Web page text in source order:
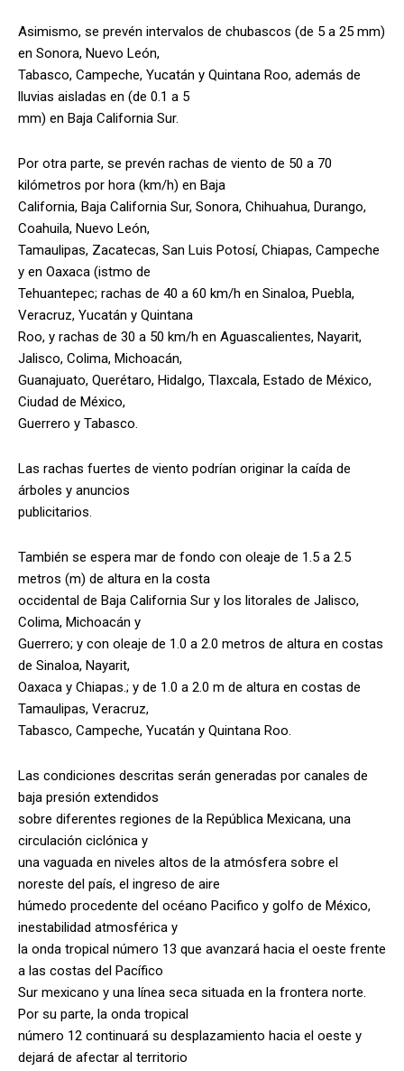
Asimismo, se prevén intervalos de chubascos (de 5 a 25 mm)
en Sonora, Nuevo León,
Tabasco, Campeche, Yucatán y Quintana Roo, además de
lluvias aisladas en (de 0.1 a 5
mm) en Baja California Sur.
Por otra parte, se prevén rachas de viento de 50 a 70
kilómetros por hora (km/h) en Baja
California, Baja California Sur, Sonora, Chihuahua, Durango,
Coahuila, Nuevo León,
Tamaulipas, Zacatecas, San Luis Potosí, Chiapas, Campeche
y en Oaxaca (istmo de
Tehuantepec; rachas de 40 a 60 km/h en Sinaloa, Puebla,
Veracruz, Yucatán y Quintana
Roo, y rachas de 30 a 50 km/h en Aguascalientes, Nayarit,
Jalisco, Colima, Michoacán,
Guanajuato, Querétaro, Hidalgo, Tlaxcala, Estado de México,
Ciudad de México,
Guerrero y Tabasco.
Las rachas fuertes de viento podrían originar la caída de
árboles y anuncios
publicitarios.
También se espera mar de fondo con oleaje de 1.5 a 2.5
metros (m) de altura en la costa
occidental de Baja California Sur y los litorales de Jalisco,
Colima, Michoacán y
Guerrero; y con oleaje de 1.0 a 2.0 metros de altura en costas
de Sinaloa, Nayarit,
Oaxaca y Chiapas.; y de 1.0 a 2.0 m de altura en costas de
Tamaulipas, Veracruz,
Tabasco, Campeche, Yucatán y Quintana Roo.
Las condiciones descritas serán generadas por canales de
baja presión extendidos
sobre diferentes regiones de la República Mexicana, una
circulación ciclónica y
una vaguada en niveles altos de la atmósfera sobre el
noreste del país, el ingreso de aire
húmedo procedente del océano Pacifico y golfo de México,
inestabilidad atmosférica y
la onda tropical número 13 que avanzará hacia el oeste frente
a las costas del Pacífico
Sur mexicano y una línea seca situada en la frontera norte.
Por su parte, la onda tropical
número 12 continuará su desplazamiento hacia el oeste y
dejará de afectar al territorio